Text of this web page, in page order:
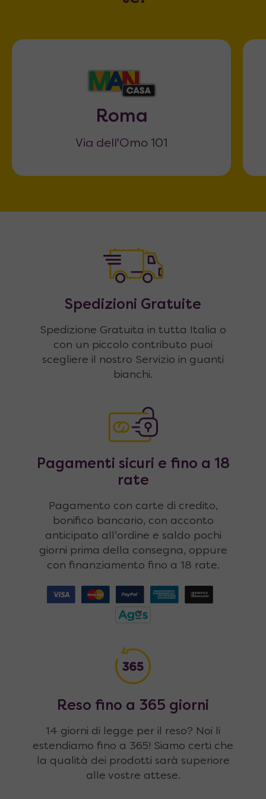
Roma
Via dell'Omo 101
Spedizioni Gratuite
Spedizione Gratuita in tutta Italia o
con un piccolo contributo puoi
scegliere il nostro Servizio in guanti
bianchi.
Pagamenti sicuri e fino a 18
rate
Pagamento con carte di credito,
bonifico bancario, con acconto
anticipato all'ordine e saldo pochi
giorni prima della consegna, oppure
con finanziamento fino a 18 rate.
Reso fino a 365 giorni
14 giorni di legge per il reso? Noi li
estendiamo fino a 365! Siamo certi che
la qualità dei prodotti sarà superiore
alle vostre attese.